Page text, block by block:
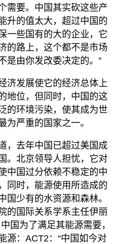
需要。中国其实砍这些产
升的值太大，超过中国的
一些国有的大的企业，它
的路上，这个都不是市场
是由你发改委决定的。”
济发展使它的经济总体上
地位，但同时，中国的这
的环境污染，使其成为世
为严重的国家之一。
，去年中国已超过美国成
。北京领导人担忧，它对
中国过分依赖不稳定的中
同时，能源使用所造成的
国少有的水资源和森林。
的国际关系学系主任伊丽
国为了满足其能源需要，
源：ACT2：“中国如今对